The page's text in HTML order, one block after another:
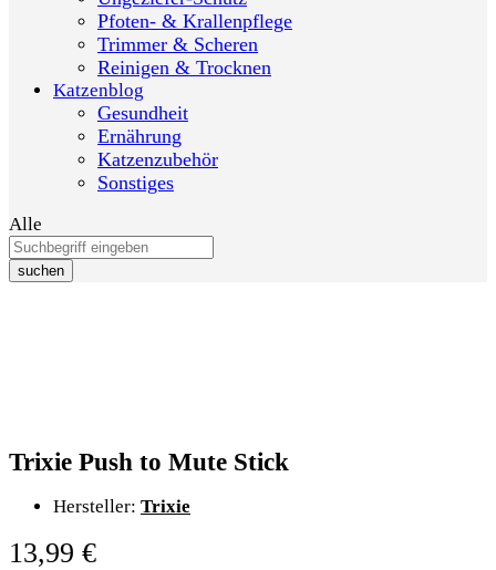
Pfoten- & Krallenpflege
Trimmer & Scheren
Reinigen & Trocknen
Katzenblog
Gesundheit
Ernährung
Katzenzubehör
Sonstiges
Alle
suchen
Trixie Push to Mute Stick
Hersteller: Trixie
13,99 €